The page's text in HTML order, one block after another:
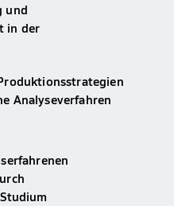
und
in der
Analyseverfahren